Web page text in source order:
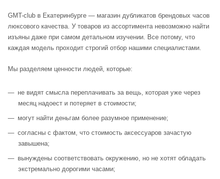
GMT-club в Екатеринбурге — магазин дубликатов брендовых часов
люксового качества. У товаров из ассортимента невозможно найти
изъяны даже при самом детальном изучении. Все потому, что
каждая модель проходит строгий отбор нашими специалистами.
Мы разделяем ценности людей, которые:
не видят смысла переплачивать за вещь, которая уже через
месяц надоест и потеряет в стоимости;
могут найти деньгам более разумное применение;
согласны с фактом, что стоимость аксессуаров зачастую
завышена;
вынуждены соответствовать окружению, но не хотят обладать
экстремально дорогими часами;